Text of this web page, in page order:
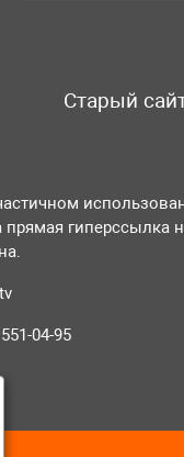
Старый
прямая гиперссылка
04-95